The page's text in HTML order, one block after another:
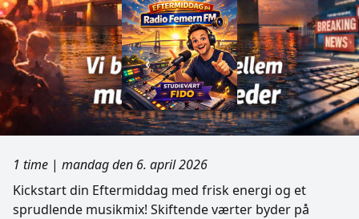
1 time | mandag den 6. april 2026
Kickstart din Eftermiddag med frisk energi og et
sprudlende musikmix! Skiftende værter byder på